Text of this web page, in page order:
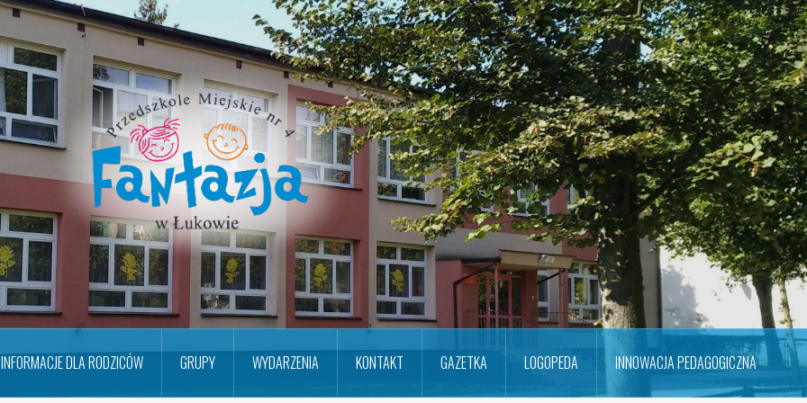
INFORMACJE DLA RODZICÓW GRUPY WYDARZENIA KONTAKT GAZETKA LOGOPEDA INNOWACJA PEDAGOGICZNA